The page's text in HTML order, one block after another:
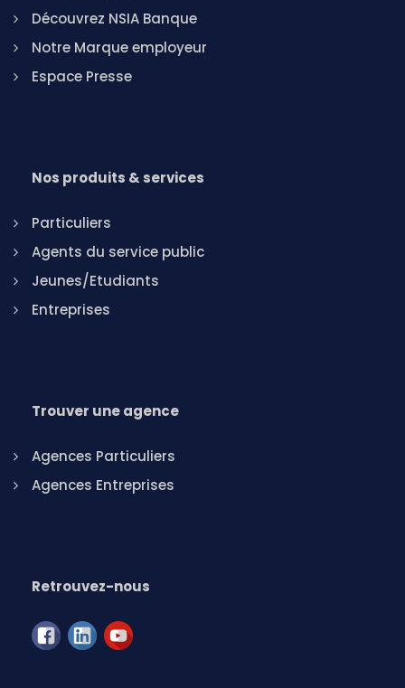
Découvrez NSIA Banque
Notre Marque employeur
Espace Presse
Nos produits & services
Particuliers
Agents du service public
Jeunes/Etudiants
Entreprises
Trouver une agence
Agences Particuliers
Agences Entreprises
Retrouvez-nous